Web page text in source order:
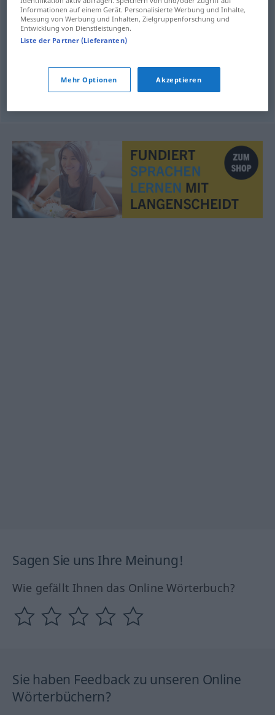
Müll (derb),Kram,Krempel (ugs., Hauptform) ,
(wertloses) Zeug (Hauptform)
Schnickschnack (ugs.)
Sagen Sie uns Ihre Meinung!
Wie gefällt Ihnen das Online Wörterbuch?
Sie haben Feedback zu unseren Online
Wörterbüchern?
Informationen auf einem Gerät. Personalisierte Werbung und Inhalte,
Messung von Werbung und Inhalten, Zielgruppenforschung und
Entwicklung von Dienstleistungen.
Liste der Partner (Lieferanten)
Mehr Optionen Akzeptieren